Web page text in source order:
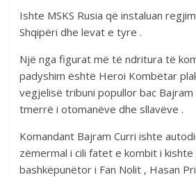
Ishte MSKS Rusia që instaluan
Shqipëri dhe levat e tyre .
Një nga figurat më të ndritura të
padyshim është Heroi Kombëtar
vegjelisë tribuni popullor bac Bajram
tmerrë i otomanëve dhe sllavëve .
Komandant Bajram Curri ishte
zëmermal i cili fatet e kombit i
bashkëpunëtor i Fan Nolit , Hasan